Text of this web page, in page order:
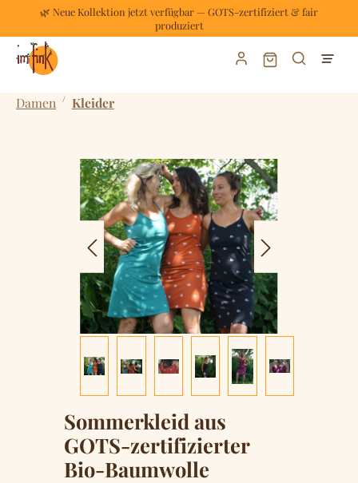
Zum Hauptinhalt springen
🌿 Neue Kollektion jetzt verfügbar — GOTS-zertifiziert & fair
produziert
Warenkorb
Damen / Kleider
Bildergalerie überspringen
Sommerkleid aus
GOTS-zertifizierter
Bio-Baumwolle